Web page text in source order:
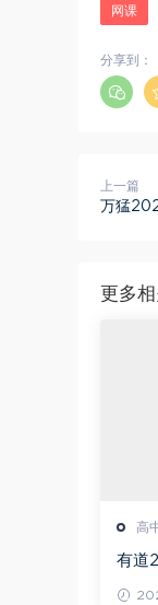
网课
分享到：
上一篇
万猛
更多
高
有道